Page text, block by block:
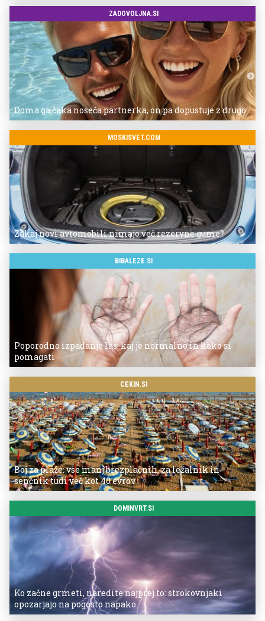
ZADOVOLJNA.SI
Doma ga čaka noseča partnerka, on pa dopustuje z drugo
MOSKISVET.COM
Zakaj novi avtomobili nimajo več rezervne gume?
BIBALEZE.SI
Poporodno izpadanje las: kaj je normalno in kako si
pomagati
CEKIN.SI
Boj za plaže: vse manj brezplačnih, za ležalnik in
senčnik tudi več kot 40 evrov
DOMINVRT.SI
Ko začne grmeti, naredite najprej to: strokovnjaki
opozarjajo na pogosto napako